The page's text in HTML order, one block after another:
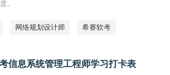
。
网络规划设计师 希赛软考
信息系统管理工程师学习打卡表